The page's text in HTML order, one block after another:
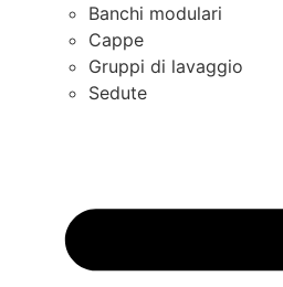
Banchi modulari
Cappe
Gruppi di lavaggio
Sedute